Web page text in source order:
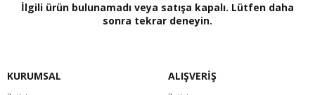
İlgili ürün bulunamadı veya satışa kapalı. Lütfen daha
sonra tekrar deneyin.
KURUMSAL ALIŞVERİŞ